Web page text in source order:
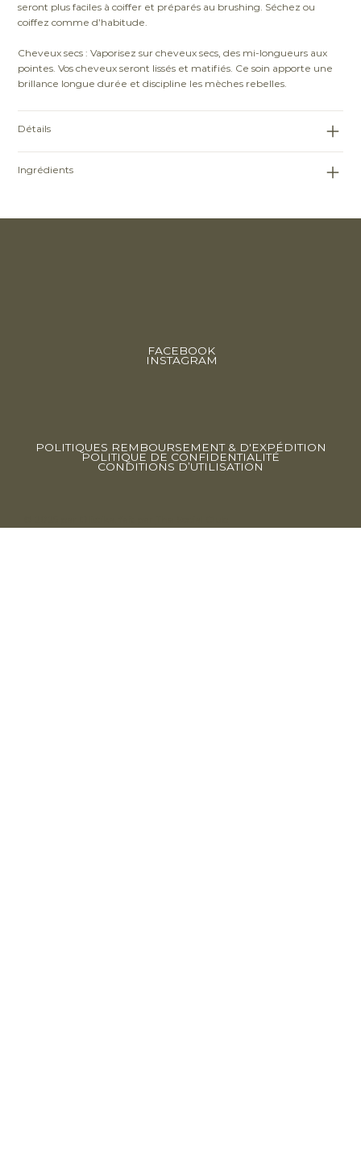
seront plus faciles à coiffer et préparés au brushing. Séchez ou
coiffez comme d’habitude.
Cheveux secs : Vaporisez sur cheveux secs, des mi-longueurs aux
pointes. Vos cheveux seront lissés et matifiés. Ce soin apporte une
brillance longue durée et discipline les mèches rebelles.
Détails
Ingrédients
POLITIQUES REMBOURSEMENT & D'EXPÉDITION
POLITIQUE DE CONFIDENTIALITÉ
CONDITIONS D’UTILISATION
FACEBOOK
INSTAGRAM